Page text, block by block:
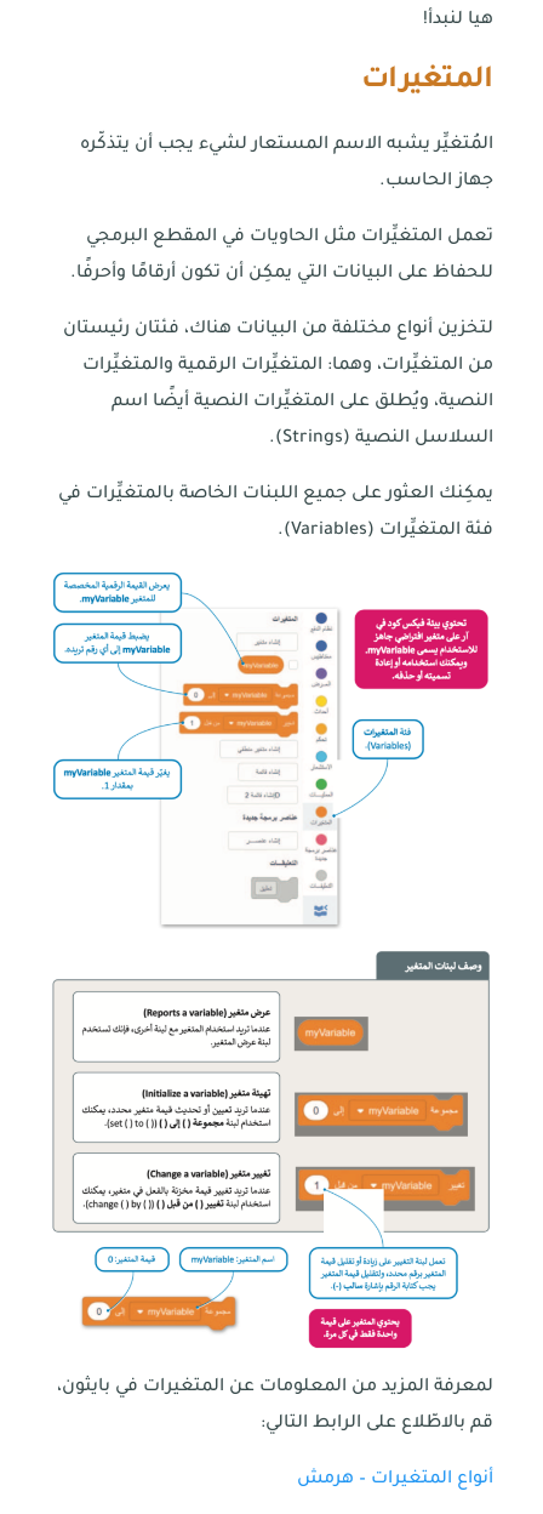
هيا لنبدأ!
المتغيرات
المُتغيِّر يشبه الاسم المستعار لشيء يجب أن يتذكّره
جهاز الحاسب.
تعمل المتغيِّرات مثل الحاويات في المقطع البرمجي
للحفاظ على البيانات التي يمكِن أن تكون أرقامًا وأحرفًا.
لتخزين أنواع مختلفة من البيانات هناك، فئتان رئيستان
من المتغيِّرات، وهما: المتغيِّرات الرقمية والمتغيِّرات
النصية، ويُطلق على المتغيِّرات النصية أيضًا اسم
السلاسل النصية (Strings).
يمكِنك العثور على جميع اللبنات الخاصة بالمتغيِّرات في
فئة المتغيِّرات (Variables).
لمعرفة المزيد من المعلومات عن المتغيرات في بايثون،
قم بالاطّلاع على الرابط التالي:
أنواع المتغيرات – هرمش